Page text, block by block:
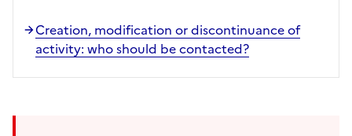
Creation, modification or discontinuance of
activity: who should be contacted?